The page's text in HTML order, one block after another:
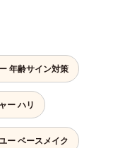
い低下を感じやすい部位に働
、ハリ感のある肌へ導きま
らに、水でも油でもない第3
分、even wateroil（イーブン
イル）を配合することによ
でも油でも実現できなかっ
年齢サイン対策
ー ハリ
ー ベースメイク